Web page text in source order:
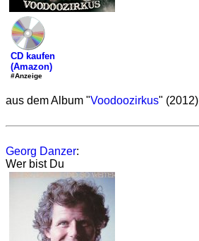
CD kaufen
(Amazon)
#Anzeige
aus dem Album "Voodoozirkus" (2012)
Georg Danzer:
Wer bist Du